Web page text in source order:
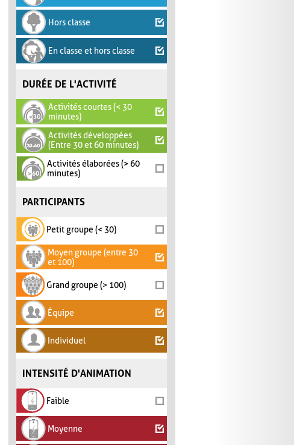
Hors classe
En classe et hors classe
DURÉE DE L'ACTIVITÉ
Activités courtes (< 30
minutes)
Activités développées
(Entre 30 et 60 minutes)
Activités élaborées (> 60
minutes)
PARTICIPANTS
Petit groupe (< 30)
Moyen groupe (entre 30
et 100)
Grand groupe (> 100)
Équipe
Individuel
INTENSITÉ D'ANIMATION
Faible
Moyenne